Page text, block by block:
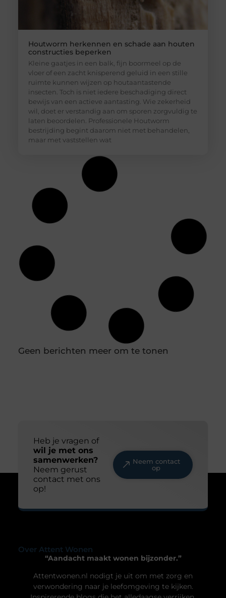
Uw privacy is voor ons van
groot belang.
Houtworm herkennen en schade aan houten
constructies beperken
Kleine gaatjes in een balk, fijn boormeel op de
vloer of een zacht knisperend geluid in een stille
ruimte kunnen wijzen op houtaantastende
insecten. Toch is niet iedere beschadiging direct
bewijs van een actieve aantasting. Wie zekerheid
wil, doet er verstandig aan om sporen zorgvuldig te
laten beoordelen. Professionele Houtworm
bestrijding begint daarom niet met behandelen,
maar met vaststellen wat
Praktische gids voor binnenklimaat en
Creëer de perfecte harmonie tussen binnen en
buiten Een comfortabel huis is meer dan alleen
een dak boven ons hoofd; het is een toevluchtsoord
waar we tot rust komen. De kwaliteit van ons leven
wordt sterk beïnvloed door onze directe omgeving.
Dit geldt niet alleen voor de sfeer binnenshuis,
maar ook voor de buitenruimte die we tot onze
Veel mensen denken pas aan een dakdekker
dieper op in. Voor welke werkzaamheden schakel
je een dakdekker in? Een dakdekker kan je
zoals: · Het opsporen en repareren